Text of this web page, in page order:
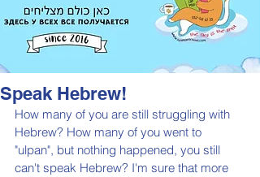
Speak Hebrew!
How many of you are still struggling with
Hebrew? How many of you went to
"ulpan", but nothing happened, you still
can't speak Hebrew? I'm sure that more